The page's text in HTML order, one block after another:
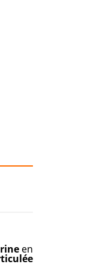
en